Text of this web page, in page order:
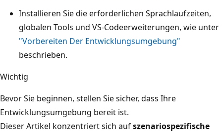
Installieren Sie die erforderlichen Sprachlaufzeiten,
globalen Tools und VS-Codeerweiterungen, wie unter
"Vorbereiten Der Entwicklungsumgebung"
beschrieben.
Wichtig
Bevor Sie beginnen, stellen Sie sicher, dass Ihre
Entwicklungsumgebung bereit ist.
Dieser Artikel konzentriert sich aufszenariospezifische